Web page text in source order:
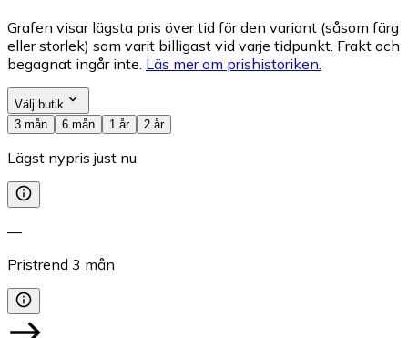
Grafen visar lägsta pris över tid för den variant (såsom färg
eller storlek) som varit billigast vid varje tidpunkt. Frakt och
begagnat ingår inte. Läs mer om prishistoriken.
Välj butik
3 mån
6 mån 1 år 2 år
Lägst nypris just nu
—
Pristrend 3 mån